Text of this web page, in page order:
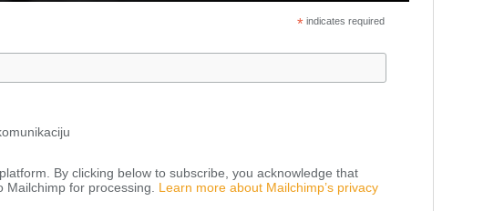
*indicates required
By clicking below to subscribe, you acknowledge that
Mailchimp for processing. Learn more about Mailchimp’s privacy